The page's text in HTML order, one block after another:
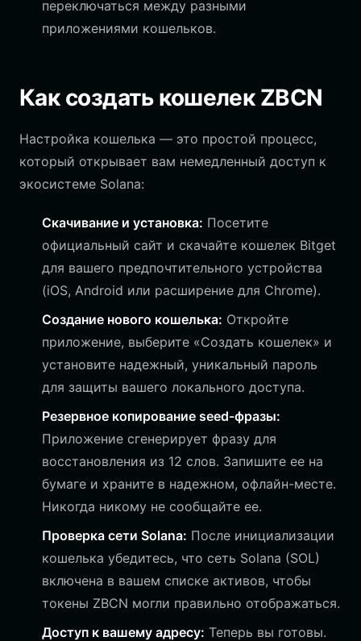
переключаться между разными
приложениями кошельков.
Как создать кошелек ZBCN
Настройка кошелька — это простой процесс,
который открывает вам немедленный доступ к
экосистеме Solana:
Скачивание и установка: Посетите
официальный сайт и скачайте кошелек Bitget
для вашего предпочтительного устройства
(iOS, Android или расширение для Chrome).
Создание нового кошелька: Откройте
приложение, выберите «Создать кошелек» и
установите надежный, уникальный пароль
для защиты вашего локального доступа.
Резервное копирование seed-фразы:
Приложение сгенерирует фразу для
восстановления из 12 слов. Запишите ее на
бумаге и храните в надежном, офлайн-месте.
Никогда никому не сообщайте ее.
Проверка сети Solana: После инициализации
кошелька убедитесь, что сеть Solana (SOL)
включена в вашем списке активов, чтобы
токены ZBCN могли правильно отображаться.
Доступ к вашему адресу: Теперь вы готовы.